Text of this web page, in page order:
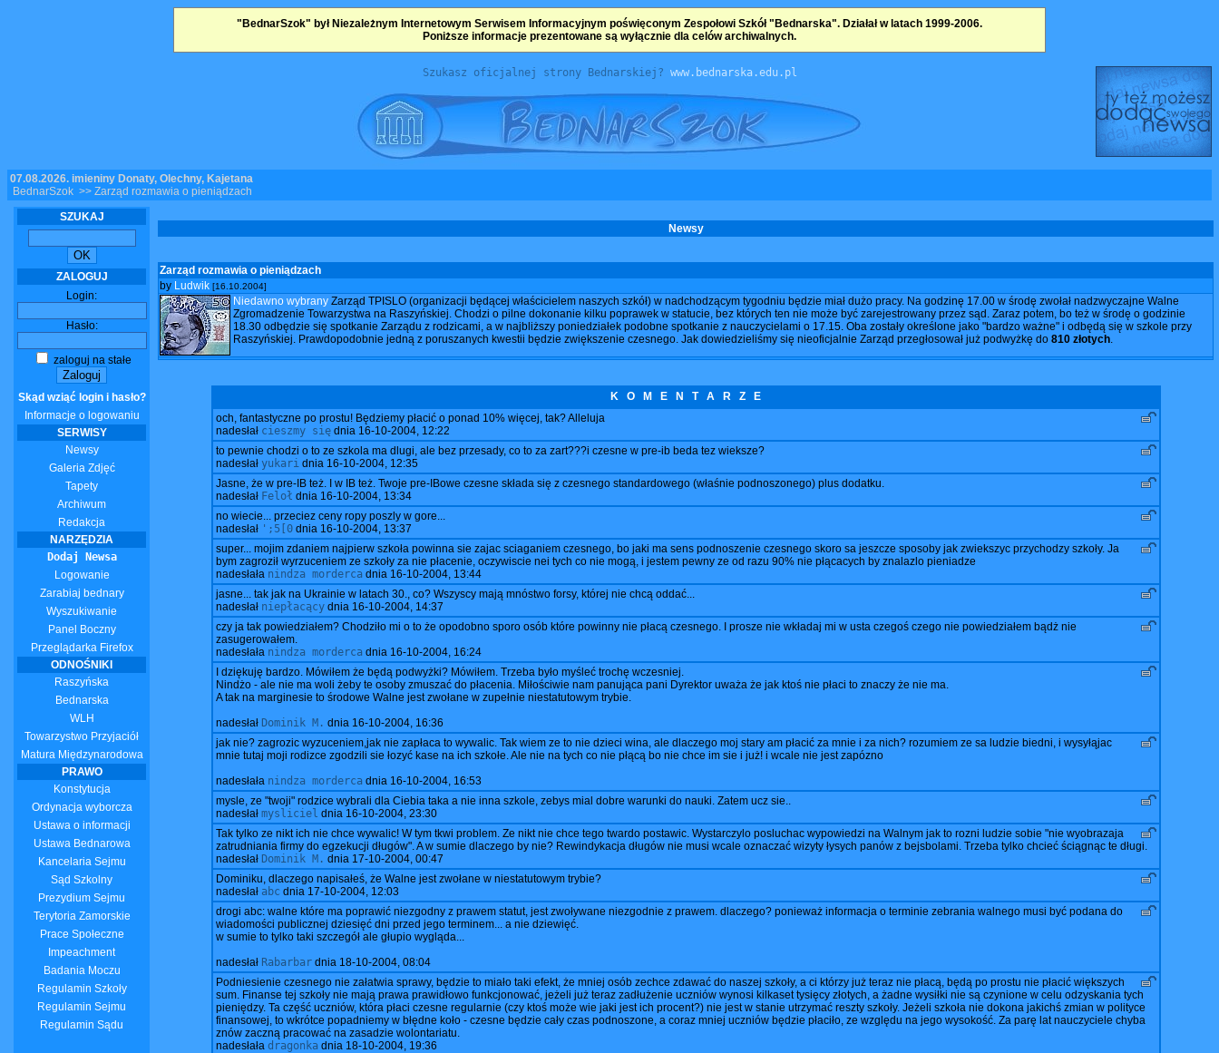
"BednarSzok" był Niezależnym Internetowym Serwisem Informacyjnym poświęconym Zespołowi Szkół "Bednarska". Działał w latach 1999-2006.
Poniższe informacje prezentowane są wyłącznie dla celów archiwalnych.
Szukasz oficjalnej strony Bednarskiej? www.bednarska.edu.pl
07.08.2026, imieniny Donaty, Olechny, Kajetana
BednarSzok >> Zarząd rozmawia o pieniądzach
SZUKAJ
ZALOGUJ
Login:
Hasło:
zaloguj na stałe
Skąd wziąć login i hasło?
Informacje o logowaniu
SERWISY
Newsy
Galeria Zdjęć
Tapety
Archiwum
Redakcja
NARZĘDZIA
Dodaj Newsa
Logowanie
Zarabiaj bednary
Wyszukiwanie
Panel Boczny
Przeglądarka Firefox
ODNOŚNIKI
Raszyńska
Bednarska
WLH
Towarzystwo Przyjaciół
Matura Międzynarodowa
PRAWO
Konstytucja
Ordynacja wyborcza
Ustawa o informacji
Ustawa Bednarowa
Kancelaria Sejmu
Sąd Szkolny
Prezydium Sejmu
Terytoria Zamorskie
Prace Społeczne
Impeachment
Badania Moczu
Regulamin Szkoły
Regulamin Sejmu
Regulamin Sądu
Newsy
Zarząd rozmawia o pieniądzach
by Ludwik [16.10.2004]
Niedawno wybrany Zarząd TPISLO (organizacji będącej właścicielem naszych szkół) w nadchodzącym tygodniu będzie miał dużo pracy. Na godzinę 17.00 w środę zwołał nadzwyczajne Walne
Zgromadzenie Towarzystwa na Raszyńskiej. Chodzi o pilne dokonanie kilku poprawek w statucie, bez których ten nie może być zarejestrowany przez sąd. Zaraz potem, bo też w środę o godzinie
18.30 odbędzie się spotkanie Zarządu z rodzicami, a w najbliższy poniedziałek podobne spotkanie z nauczycielami o 17.15. Oba zostały określone jako "bardzo ważne" i odbędą się w szkole przy
Raszyńskiej. Prawdopodobnie jedną z poruszanych kwestii będzie zwiększenie czesnego. Jak dowiedzieliśmy się nieoficjalnie Zarząd przegłosował już podwyżkę do 810 złotych.
K O M E N T A R Z E
och, fantastyczne po prostu! Będziemy płacić o ponad 10% więcej, tak? Alleluja
nadesłał cieszmy siędnia 16-10-2004, 12:22
to pewnie chodzi o to ze szkola ma dlugi, ale bez przesady, co to za zart???i czesne w pre-ib beda tez wieksze?
nadesłał yukaridnia 16-10-2004, 12:35
Jasne, że w pre-IB też. I w IB też. Twoje pre-IBowe czesne składa się z czesnego standardowego (właśnie podnoszonego) plus dodatku.
nadesłał Feloł dnia 16-10-2004, 13:34
no wiecie... przeciez ceny ropy poszly w gore...
nadesłał ';5[0dnia 16-10-2004, 13:37
super... mojim zdaniem najpierw szkoła powinna sie zajac sciaganiem czesnego, bo jaki ma sens podnoszenie czesnego skoro sa jeszcze sposoby jak zwiekszyc przychodzy szkoły. Ja
bym zagroził wyrzuceniem ze szkoły za nie płacenie, oczywiscie nei tych co nie mogą, i jestem pewny ze od razu 90% nie płącacych by znalazlo pieniadze
nadesłała nindza mordercadnia 16-10-2004, 13:44
jasne... tak jak na Ukrainie w latach 30., co? Wszyscy mają mnóstwo forsy, której nie chcą oddać...
nadesłał niepłacącydnia 16-10-2004, 14:37
czy ja tak powiedziałem? Chodziło mi o to że opodobno sporo osób które powinny nie płacą czesnego. I prosze nie wkładaj mi w usta czegoś czego nie powiedziałem bądż nie
zasugerowałem.
nadesłała nindza mordercadnia 16-10-2004, 16:24
I dziękuję bardzo. Mówiłem że będą podwyżki? Mówiłem. Trzeba było myśleć trochę wczesniej.
Nindżo - ale nie ma woli żeby te osoby zmuszać do płacenia. Miłościwie nam panująca pani Dyrektor uważa że jak ktoś nie płaci to znaczy że nie ma.
A tak na marginesie to środowe Walne jest zwołane w zupełnie niestatutowym trybie.
nadesłał Dominik M. dnia 16-10-2004, 16:36
jak nie? zagrozic wyzuceniem,jak nie zapłaca to wywalic. Tak wiem ze to nie dzieci wina, ale dlaczego moj stary am płacić za mnie i za nich? rozumiem ze sa ludzie biedni, i wysyłąjac
mnie tutaj moji rodizce zgodzili sie łozyć kase na ich szkołe. Ale nie na tych co nie płącą bo nie chce im sie i już! i wcale nie jest zapózno
nadesłała nindza mordercadnia 16-10-2004, 16:53
mysle, ze "twoji" rodzice wybrali dla Ciebia taka a nie inna szkole, zebys mial dobre warunki do nauki. Zatem ucz sie..
nadesłał mysliciel dnia 16-10-2004, 23:30
Tak tylko ze nikt ich nie chce wywalic! W tym tkwi problem. Ze nikt nie chce tego twardo postawic. Wystarczylo posluchac wypowiedzi na Walnym jak to rozni ludzie sobie "nie wyobrazaja
zatrudniania firmy do egzekucji długów". A w sumie dlaczego by nie? Rewindykacja długów nie musi wcale oznaczać wizyty łysych panów z bejsbolami. Trzeba tylko chcieć ściągnąc te długi.
nadesłał Dominik M. dnia 17-10-2004, 00:47
Dominiku, dlaczego napisałeś, że Walne jest zwołane w niestatutowym trybie?
nadesłał abcdnia 17-10-2004, 12:03
drogi abc: walne które ma poprawić niezgodny z prawem statut, jest zwoływane niezgodnie z prawem. dlaczego? ponieważ informacja o terminie zebrania walnego musi być podana do
wiadomości publicznej dziesięć dni przed jego terminem... a nie dziewięć.
w sumie to tylko taki szczegół ale głupio wygląda...
nadesłał Rabarbardnia 18-10-2004, 08:04
Podniesienie czesnego nie załatwia sprawy, będzie to miało taki efekt, że mniej osób zechce zdawać do naszej szkoły, a ci którzy już teraz nie płacą, będą po prostu nie płacić większych
sum. Finanse tej szkoły nie mają prawa prawidłowo funkcjonować, jeżeli już teraz zadłużenie uczniów wynosi kilkaset tysięcy złotych, a żadne wysiłki nie są czynione w celu odzyskania tych
pieniędzy. Ta część uczniów, która płaci czesne regularnie (czy ktoś może wie jaki jest ich procent?) nie jest w stanie utrzymać reszty szkoły. Jeżeli szkoła nie dokona jakichś zmian w polityce
finansowej, to wkrótce popadniemy w błędne koło - czesne będzie cały czas podnoszone, a coraz mniej uczniów będzie płaciło, ze względu na jego wysokość. Za parę lat nauczyciele chyba
znów zaczną pracować na zasadzie wolontariatu.
nadesłała dragonkadnia 18-10-2004, 19:36